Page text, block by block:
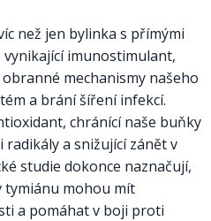
než jen bylinka s přímými
vynikající imunostimulant,
mechanismy našeho
a brání šíření infekcí.
chránící naše buňky
a snižující zánět v
studie dokonce naznačují,
tymiánu mohou mít
a pomáhat v boji proti